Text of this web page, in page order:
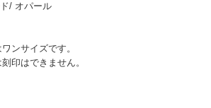
/ オパール
ンサイズです。
印はできません。